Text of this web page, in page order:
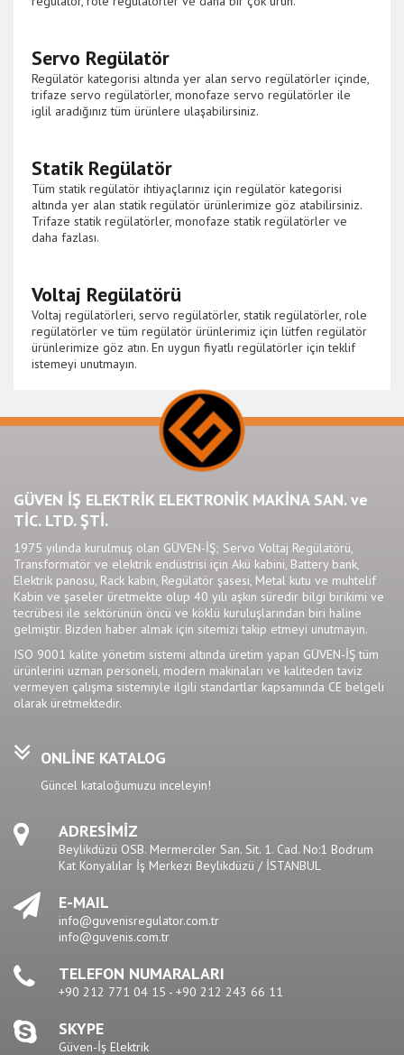
Servo Regülatör
Regülatör kategorisi altında yer alan servo regülatörler içinde,
trifaze servo regülatörler, monofaze servo regülatörler ile
iglil aradığınız tüm ürünlere ulaşabilirsiniz.
Statik Regülatör
Tüm statik regülatör ihtiyaçlarınız için regülatör kategorisi
altında yer alan statik regülatör ürünlerimize göz atabilirsiniz.
Trifaze statik regülatörler, monofaze statik regülatörler ve
daha fazlası.
Voltaj Regülatörü
Voltaj regülatörleri, servo regülatörler, statik regülatörler, role
regülatörler ve tüm regülatör ürünlerimiz için lütfen regülatör
ürünlerimize göz atın. En uygun fiyatlı regülatörler için teklif
istemeyi unutmayın.
GÜVEN İŞ ELEKTRİK ELEKTRONİK MAKİNA SAN. ve
TİC. LTD. ŞTİ.
1975 yılında kurulmuş olan GÜVEN-İŞ; Servo Voltaj Regülatörü,
Transformatör ve elektrik endüstrisi için Akü kabini, Battery bank,
Elektrik panosu, Rack kabin, Regülatör şasesi, Metal kutu ve muhtelif
Kabin ve şaseler üretmekte olup 40 yılı aşkın süredir bilgi birikimi ve
tecrübesi ile sektörünün öncü ve köklü kuruluşlarından biri haline
gelmiştir. Bizden haber almak için sitemizi takip etmeyi unutmayın.
ISO 9001 kalite yönetim sistemi altında üretim yapan GÜVEN-İŞ tüm
ürünlerini uzman personeli, modern makinaları ve kaliteden taviz
vermeyen çalışma sistemiyle ilgili standartlar kapsamında CE belgeli
olarak üretmektedir.
ONLİNE KATALOG
Güncel kataloğumuzu inceleyin!
ADRESİMİZ
Beylikdüzü OSB. Mermerciler San. Sit. 1. Cad. No:1 Bodrum
Kat Konyalılar İş Merkezi Beylikdüzü / İSTANBUL
E-MAIL
info@guvenisregulator.com.tr
info@guvenis.com.tr
TELEFON NUMARALARI
+90 212 771 04 15 - +90 212 243 66 11
SKYPE
Güven-İş Elektrik